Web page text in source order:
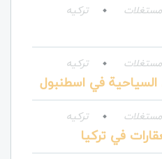
ترکیه
ترکیه
في اسطنبول
ترکیه